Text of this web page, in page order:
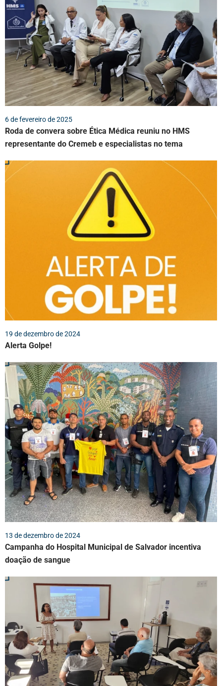
6 de fevereiro de 2025
Roda de convera sobre Ética Médica reuniu no HMS
representante do Cremeb e especialistas no tema
19 de dezembro de 2024
Alerta Golpe!
13 de dezembro de 2024
Campanha do Hospital Municipal de Salvador incentiva
doação de sangue